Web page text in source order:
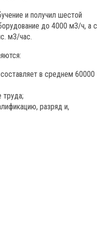
и получил шестой
до 4000 м3/ч, а с
м3/час.
в среднем 60000
труда;
разряд и,